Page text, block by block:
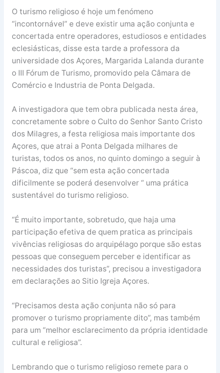
O turismo religioso é hoje um fenómeno
“incontornável” e deve existir uma ação conjunta e
concertada entre operadores, estudiosos e entidades
eclesiásticas, disse esta tarde a professora da
universidade dos Açores, Margarida Lalanda durante
o III Fórum de Turismo, promovido pela Câmara de
Comércio e Industria de Ponta Delgada.
A investigadora que tem obra publicada nesta área,
concretamente sobre o Culto do Senhor Santo Cristo
dos Milagres, a festa religiosa mais importante dos
Açores, que atrai a Ponta Delgada milhares de
turistas, todos os anos, no quinto domingo a seguir à
Páscoa, diz que “sem esta ação concertada
dificilmente se poderá desenvolver “ uma prática
sustentável do turismo religioso.
“É muito importante, sobretudo, que haja uma
participação efetiva de quem pratica as principais
vivências religiosas do arquipélago porque são estas
pessoas que conseguem perceber e identificar as
necessidades dos turistas”, precisou a investigadora
em declarações ao Sitio Igreja Açores.
“Precisamos desta ação conjunta não só para
promover o turismo propriamente dito”, mas também
para um “melhor esclarecimento da própria identidade
cultural e religiosa”.
Lembrando que o turismo religioso remete para o